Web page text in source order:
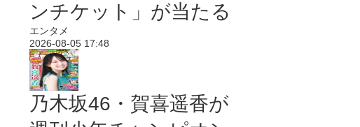
ンチケット」が当たる
エンタメ
2026-08-05 17:48
乃木坂46・賀喜遥香が